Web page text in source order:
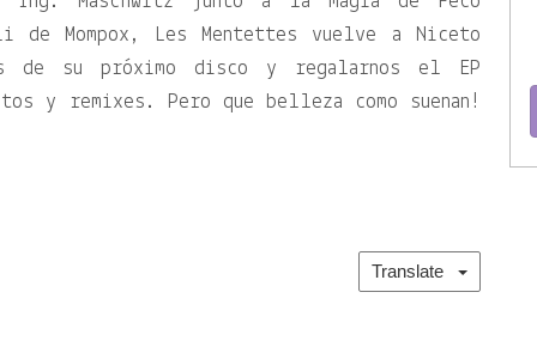
Mompox, Les Mentettes vuelve a Niceto
de su próximo disco y regalarnos el EP
y remixes. Pero que belleza como suenan!
Translate